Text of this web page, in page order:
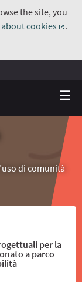
the site, you
cookies
.
di comunità
per la
a parco